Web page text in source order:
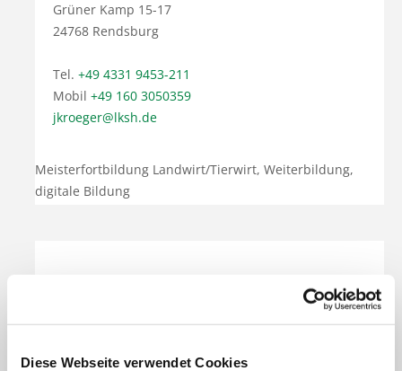
Diese Webseite verwendet Cookies
Grüner Kamp 15-17
24768 Rendsburg
Tel. +49 4331 9453-211
Mobil +49 160 3050359
jkroeger@lksh.de
Meisterfortbildung Landwirt/Tierwirt, Weiterbildung,
digitale Bildung